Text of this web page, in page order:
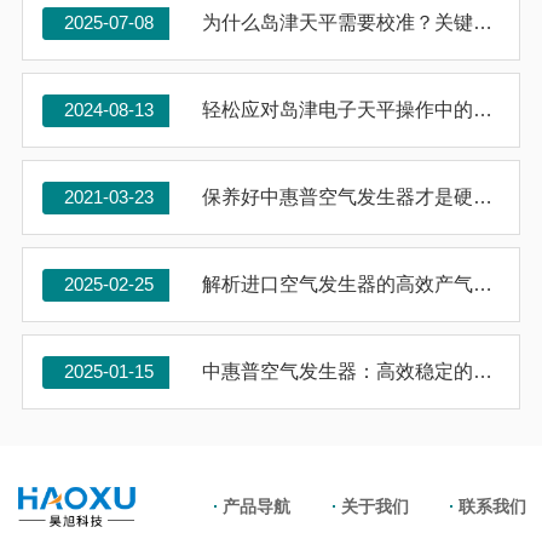
2025-07-08 为什么岛津天平需要校准？关键因素揭秘
2024-08-13 轻松应对岛津电子天平操作中的那些故障
2021-03-23 保养好中惠普空气发生器才是硬道理！
2025-02-25 解析进口空气发生器的高效产气与高纯度气体输出
2025-01-15 中惠普空气发生器：高效稳定的气源保障
产品导航 关于我们 联系我们